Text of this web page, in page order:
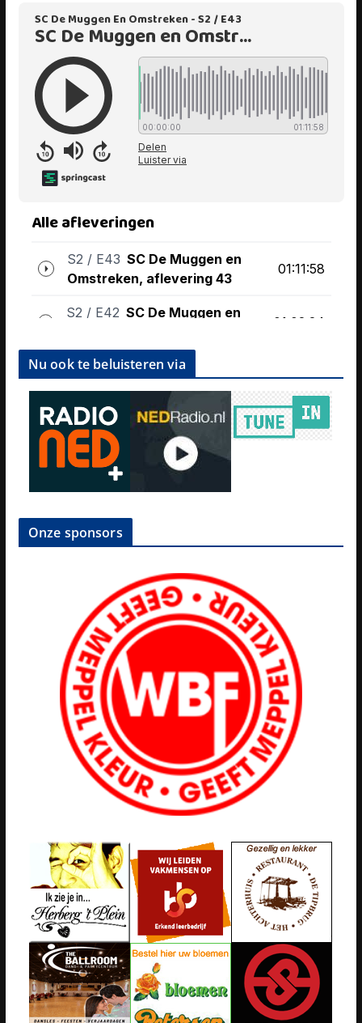
Nu ook te beluisteren via
Onze sponsors